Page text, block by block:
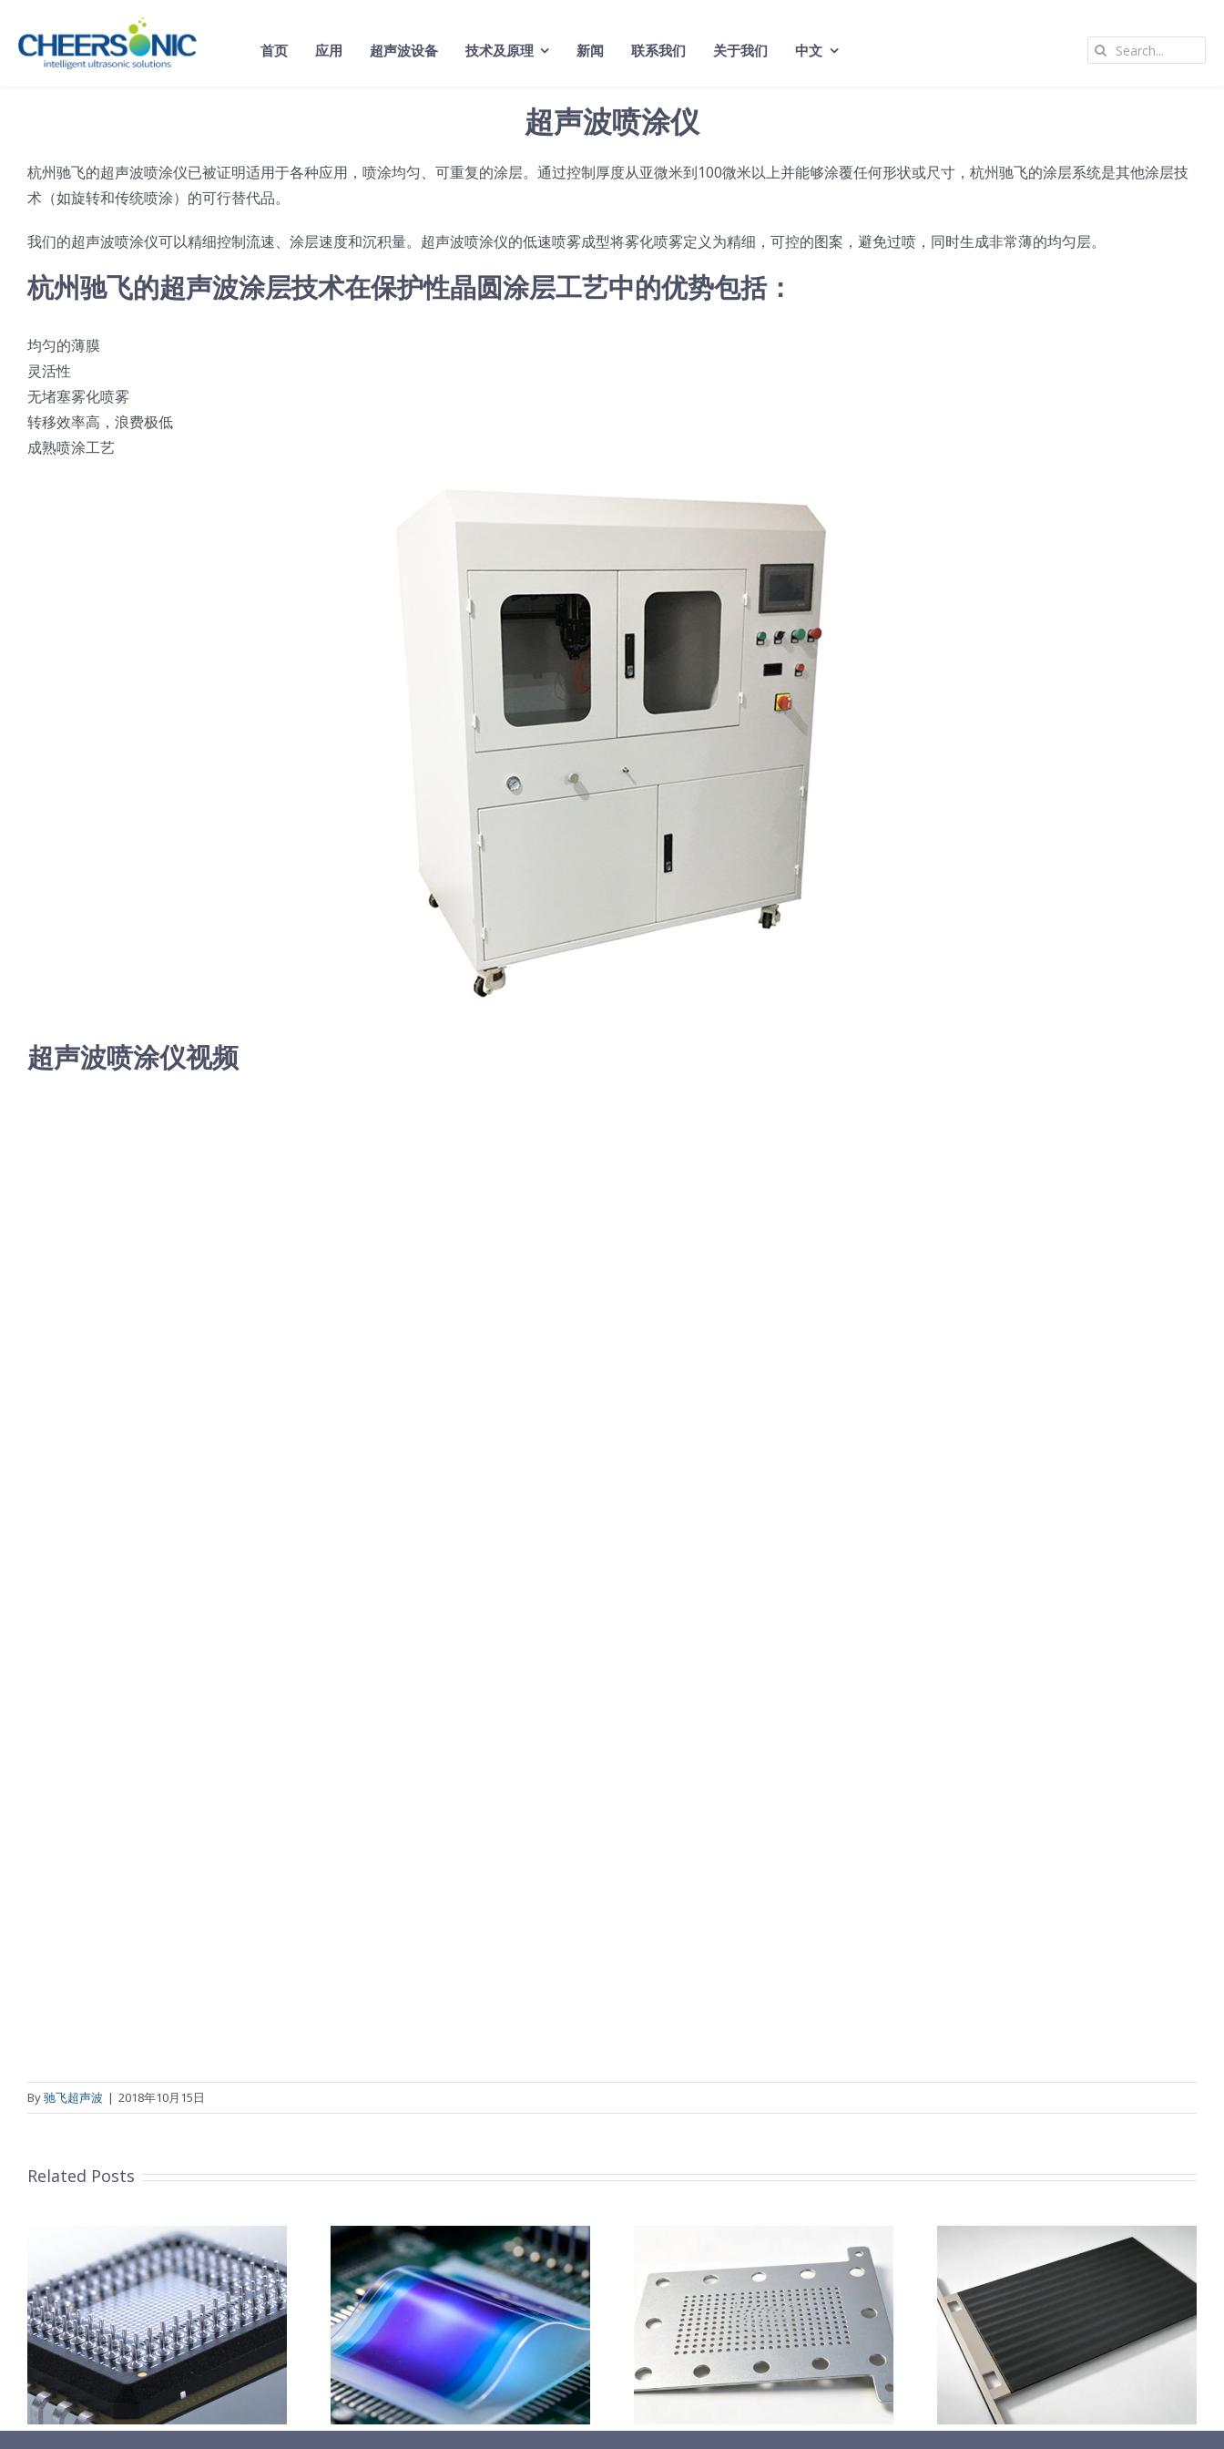
content
首页 应用 超声波设备 技术及原理 新闻 联系我们 关于我们 中文
Search
超声波喷涂仪
杭州驰飞的超声波喷涂仪已被证明适用于各种应用，喷涂均匀、可重复的涂层。通过控制厚度从亚微米到100微米以上并能够涂覆任何形状或尺寸，杭州驰飞的涂层系统是其他涂层技
术（如旋转和传统喷涂）的可行替代品。
我们的超声波喷涂仪可以精细控制流速、涂层速度和沉积量。超声波喷涂仪的低速喷雾成型将雾化喷雾定义为精细，可控的图案，避免过喷，同时生成非常薄的均匀层。
杭州驰飞的超声波涂层技术在保护性晶圆涂层工艺中的优势包括：
均匀的薄膜
灵活性
无堵塞雾化喷雾
转移效率高，浪费极低
成熟喷涂工艺
超声波喷涂仪视频
By驰飞超声波 | 2018年10月15日
Related Posts
柔性薄膜光致变色膜制备
超声波喷涂工艺原理及应
用研究
钛基钌铱阳极超声波涂覆
解决方案
超声波喷涂钛基二氧化铅
阳极